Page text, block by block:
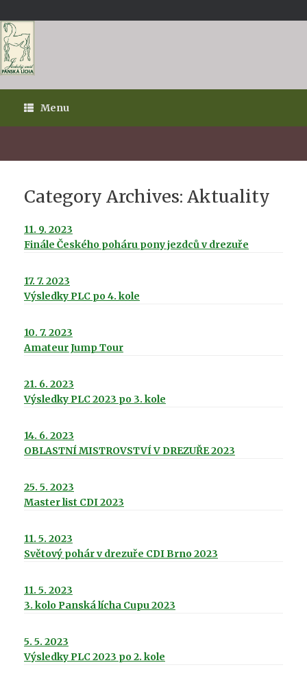
to
content
Menu
Category Archives: Aktuality
11. 9. 2023
Finále Českého poháru pony jezdců v drezuře
17. 7. 2023
Výsledky PLC po 4. kole
10. 7. 2023
Amateur Jump Tour
21. 6. 2023
Výsledky PLC 2023 po 3. kole
14. 6. 2023
OBLASTNÍ MISTROVSTVÍ V DREZUŘE 2023
25. 5. 2023
Master list CDI 2023
11. 5. 2023
Světový pohár v drezuře CDI Brno 2023
11. 5. 2023
3. kolo Panská lícha Cupu 2023
5. 5. 2023
Výsledky PLC 2023 po 2. kole